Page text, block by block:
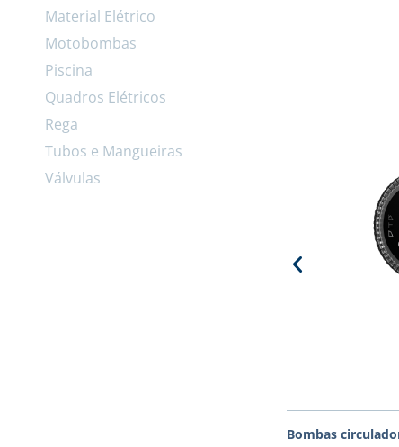
Material Elétrico
Motobombas
Piscina
Quadros Elétricos
Rega
Tubos e Mangueiras
Válvulas
Bombas